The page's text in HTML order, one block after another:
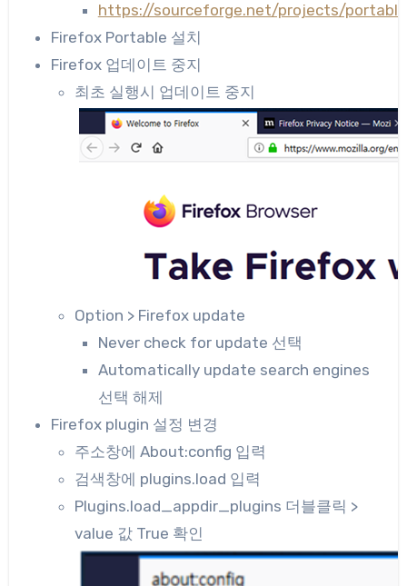
https://sourceforge.net/projects/
Firefox Portable 설치
Firefox 업데이트 중지
최초 실행시 업데이트 중지
Option > Firefox update
Never check for update 선택
Automatically update search engines
선택 해제
Firefox plugin 설정 변경
주소창에 About:config 입력
검색창에 plugins.load 입력
Plugins.load_appdir_plugins 더블클릭 >
value 값 True 확인